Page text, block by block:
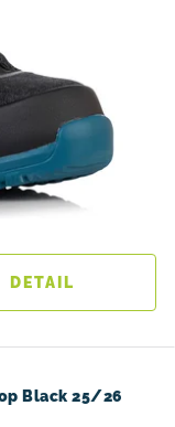
Black 25/26